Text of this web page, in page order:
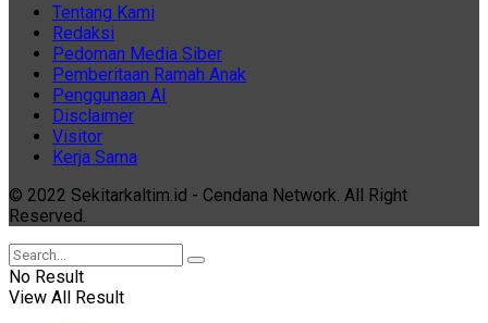
Tentang Kami
Redaksi
Pedoman Media Siber
Pemberitaan Ramah Anak
Penggunaan AI
Disclaimer
Visitor
Kerja Sama
© 2022 Sekitarkaltim.id - Cendana Network. All Right
Reserved.
No Result
View All Result